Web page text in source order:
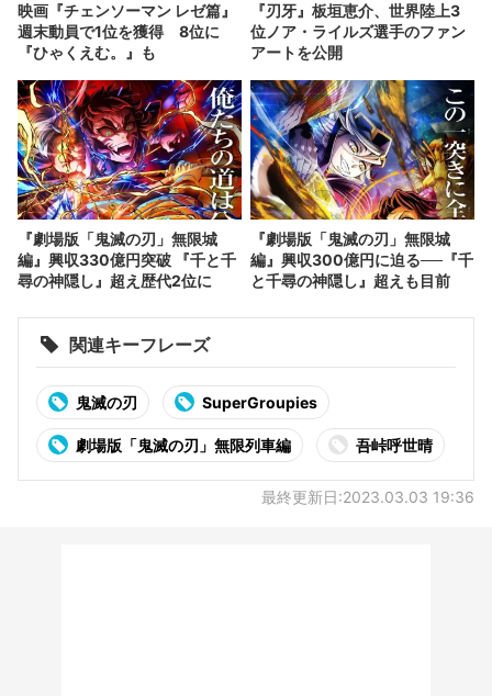
映画『チェンソーマン レゼ篇』
週末動員で1位を獲得 8位に
『ひゃくえむ。』も
『刃牙』板垣恵介、世界陸上3
位ノア・ライルズ選手のファン
アートを公開
『劇場版「鬼滅の刃」無限城
編』興収330億円突破 『千と千
尋の神隠し』超え歴代2位に
『劇場版「鬼滅の刃」無限城
編』興収300億円に迫る──『千
と千尋の神隠し』超えも目前
関連キーフレーズ
鬼滅の刃 SuperGroupies
劇場版「鬼滅の刃」無限列車編 吾峠呼世晴
最終更新日:2023.03.03 19:36